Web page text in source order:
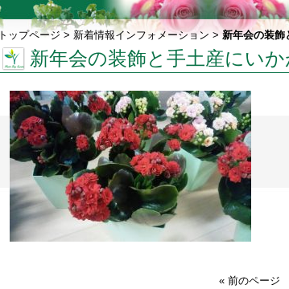
トップページ > 新着情報インフォメーション > 新年会の装飾
新年会の装飾と手土産にいか
« 前のページ